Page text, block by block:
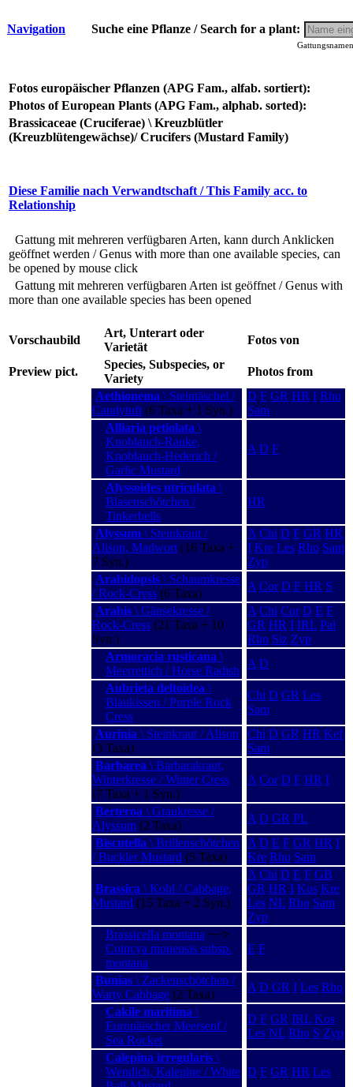
Navigation Suche eine Pflanze / Search for a plant:
Fotos europäischer Pflanzen (APG Fam., alfab. sortiert):
Photos of European Plants (APG Fam., alphab. sorted):
Brassicaceae (Cruciferae) \ Kreuzblütler
(Kreuzblütengewächse)/ Crucifers (Mustard Family)
Diese Familie nach Verwandtschaft / This Family acc. to
Relationship
Gattung mit mehreren verfügbaren Arten, kann durch Anklicken
geöffnet werden / Genus with more than one available species, can
be opened by mouse click
Gattung mit mehreren verfügbaren Arten ist geöffnet / Genus with
more than one available species has been opened
Vorschaubild
Art, Unterart oder
Varietät
Fotos von
Preview pict.
Species, Subspecies, or
Variety
Photos from
Aethionema \ Steintäschel /
Candytuft (6 Taxa + 1 Syn.)
D F GR HR I Rho
Sam
Alliaria petiolata \
Knoblauch-Rauke,
Knoblauch-Hederich /
Garlic Mustard
A D F
Alyssoides utriculata \
Blasenschötchen /
Tinkerbells
HR
Alyssum \ Steinkraut /
Alison, Madwort (16 Taxa +
7 Syn.)
A Chi D F GR HR
I Kre Les Rho Sam
Zyp
Arabidopsis \ Schaumkresse
/ Rock-Cress (6 Taxa)
A Cor D F HR S
Arabis \ Gänsekresse /
Rock-Cress (21 Taxa + 10
Syn.)
A Chi Cor D E F
GR HR I IRL Pal
Rho Siz Zyp
Armoracia rusticana \
Meerrettich / Horse Radish
A D
Aubrieta deltoidea \
Blaukissen / Purple Rock
Cress
Chi D GR Les
Sam
Aurinia \ Steinkraut / Alison
(3 Taxa)
Chi D GR HR Kef
Sam
Barbarea \ Barbarakraut,
Winterkresse / Winter Cress
(7 Taxa + 1 Syn.)
A Cor D F HR I
Berteroa \ Graukresse /
Alyssum (2 Taxa)
A D GR PL
Biscutella \ Brillenschötchen
/ Buckler Mustard (5 Taxa)
A D E F GR HR I
Kre Rho Sam
Brassica \ Kohl / Cabbage,
Mustard (15 Taxa + 2 Syn.)
A Chi D E F GB
GR HR I Kos Kre
Les NL Rho Sam
Zyp
Brassicella montana −−>
Coincya monensis subsp.
montana
E F
Bunias \ Zackenschötchen /
Warty Cabbage (2 Taxa)
A D GR I Les Rho
Cakile maritima \
Europäischer Meersenf /
Sea Rocket
D F GR IRL Kos
Les NL Rho S Zyp
Calepina irregularis \
Wendich, Kalepine / White D F GR HR Les